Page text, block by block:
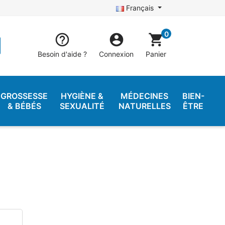
Français

Besoin d'aide ?

Connexion
shopping_cart0
Panier
GROSSESSE
& BÉBÉS
HYGIÈNE &
SEXUALITÉ
MÉDECINES
NATURELLES
BIEN-
ÊTRE